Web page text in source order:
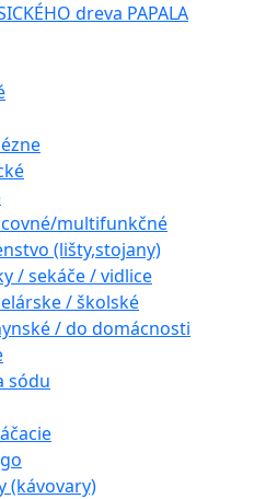
dreva PAPALA
multifunkčné
(lišty,stojany)
/ sekáče / vidlice
/ školské
/ do domácnosti
sódu
(kávovary)